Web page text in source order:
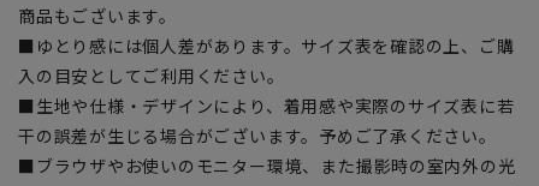
商品もございます。
■ゆとり感には個人差があります。サイズ表を確認の上、ご購
入の目安としてご利用ください。
■生地や仕様・デザインにより、着用感や実際のサイズ表に若
干の誤差が生じる場合がございます。予めご了承ください。
■ブラウザやお使いのモニター環境、また撮影時の室内外の光